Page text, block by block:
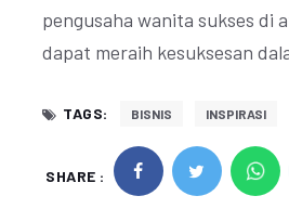
pengusaha wanita sukses di
dapat meraih kesuksesan
TAGS: BISNIS INSPIRASI
SHARE :